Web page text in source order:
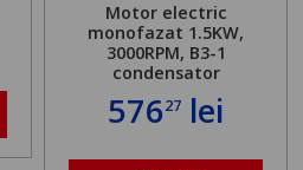
Motor electric
monofazat 1.5KW,
3000RPM, B3-1
condensator
57627 lei